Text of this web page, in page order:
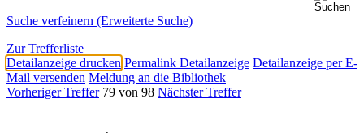
Suche verfeinern (Erweiterte Suche)
Zur Trefferliste
Detailanzeige drucken Permalink Detailanzeige Detailanzeige per E-
Mail versenden Meldung an die Bibliothek
Vorheriger Treffer 79 von 98 Nächster Treffer